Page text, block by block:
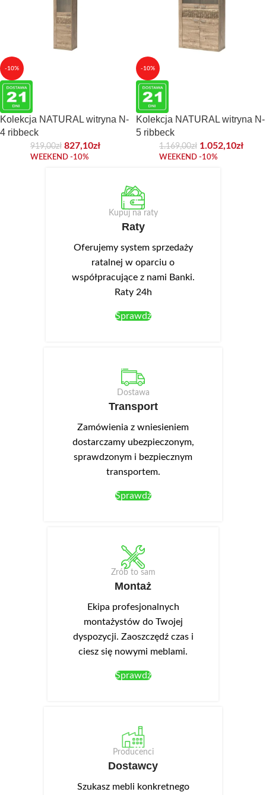
-10%
Kolekcja NATURAL witryna N-
4 ribbeck
919,00zł 827,10zł
WEEKEND -10%
-10%
Kolekcja NATURAL witryna N-
5 ribbeck
1.169,00zł 1.052,10zł
WEEKEND -10%
Kupuj na raty
Raty
Oferujemy system sprzedaży
ratalnej w oparciu o
współpracujące z nami Banki.
Raty 24h
Sprawdź
Dostawa
Transport
Zamówienia z wniesieniem
dostarczamy ubezpieczonym,
sprawdzonym i bezpiecznym
transportem.
Sprawdź
Zrób to sam
Montaż
Ekipa profesjonalnych
montażystów do Twojej
dyspozycji. Zaoszczędź czas i
ciesz się nowymi meblami.
Sprawdź
Producenci
Dostawcy
Szukasz mebli konkretnego